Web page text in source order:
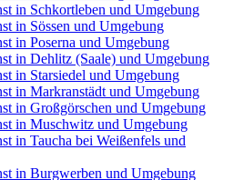
in Schkortleben und Umgebung
in Sössen und Umgebung
in Poserna und Umgebung
in Dehlitz (Saale) und Umgebung
in Starsiedel und Umgebung
in Markranstädt und Umgebung
in Großgörschen und Umgebung
in Muschwitz und Umgebung
in Taucha bei Weißenfels und
in Burgwerben und Umgebung